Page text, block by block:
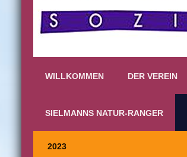
WILLKOMMEN DER VEREIN
SIELMANNS NATUR-RANGER
2023